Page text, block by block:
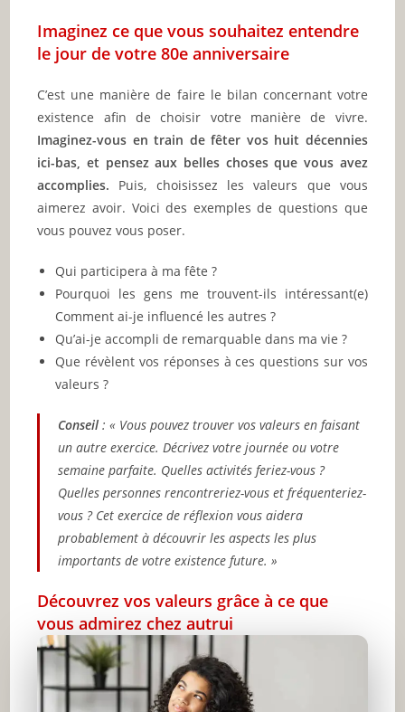
Imaginez ce que vous souhaitez entendre
le jour de votre 80e anniversaire
C’est une manière de faire le bilan concernant votre
existence afin de choisir votre manière de vivre.
Imaginez-vous en train de fêter vos huit décennies
ici-bas, et pensez aux belles choses que vous avez
accomplies. Puis, choisissez les valeurs que vous
aimerez avoir. Voici des exemples de questions que
vous pouvez vous poser.
Qui participera à ma fête ?
Pourquoi les gens me trouvent-ils intéressant(e)
Comment ai-je influencé les autres ?
Qu’ai-je accompli de remarquable dans ma vie ?
Que révèlent vos réponses à ces questions sur vos
valeurs ?
Conseil : « Vous pouvez trouver vos valeurs en faisant
un autre exercice. Décrivez votre journée ou votre
semaine parfaite. Quelles activités feriez-vous ?
Quelles personnes rencontreriez-vous et fréquenteriez-
vous ? Cet exercice de réflexion vous aidera
probablement à découvrir les aspects les plus
importants de votre existence future. »
Découvrez vos valeurs grâce à ce que
vous admirez chez autrui